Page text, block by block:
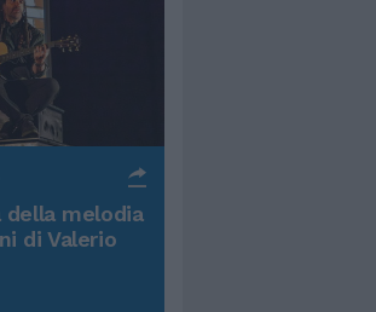
della melodia
di Valerio